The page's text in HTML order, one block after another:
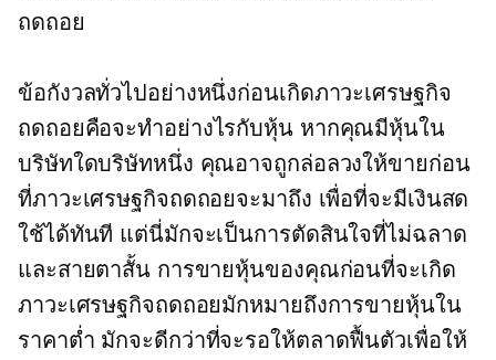
ถดถอย
ข้อกังวลทั่วไปอย่างหนึ่งก่อนเกิดภาวะเศรษฐกิจ
ถดถอยคือจะทำอย่างไรกับหุ้น หากคุณมีหุ้นใน
บริษัทใดบริษัทหนึ่ง คุณอาจถูกล่อลวงให้ขายก่อน
ที่ภาวะเศรษฐกิจถดถอยจะมาถึง เพื่อที่จะมีเงินสด
ใช้ได้ทันที แต่นี่มักจะเป็นการตัดสินใจที่ไม่ฉลาด
และสายตาสั้น การขายหุ้นของคุณก่อนที่จะเกิด
ภาวะเศรษฐกิจถดถอยมักหมายถึงการขายหุ้นใน
ราคาต่ำ มักจะดีกว่าที่จะรอให้ตลาดฟื้นตัวเพื่อให้